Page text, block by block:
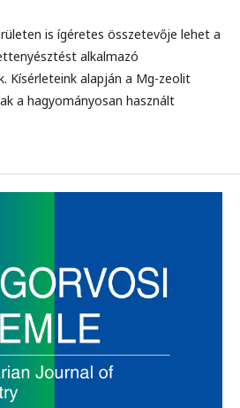
is ígéretes összetevője lehet a
alkalmazó
Kísérleteink alapján a Mg-zeolit
a hagyományosan használt